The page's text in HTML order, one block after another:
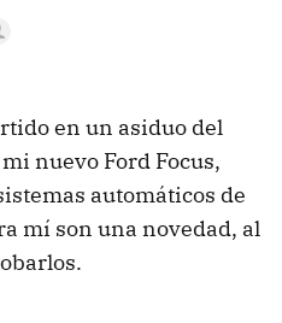
en un asiduo del
nuevo Ford Focus,
automáticos de
mí son una novedad, al